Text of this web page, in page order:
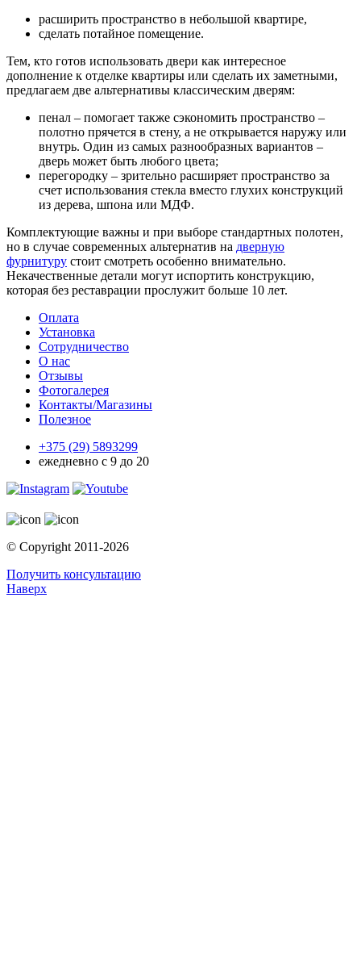
расширить пространство в небольшой квартире,
сделать потайное помещение.
Тем, кто готов использовать двери как интересное
дополнение к отделке квартиры или сделать их заметными,
предлагаем две альтернативы классическим дверям:
пенал – помогает также сэкономить пространство –
полотно прячется в стену, а не открывается наружу или
внутрь. Один из самых разнообразных вариантов –
дверь может быть любого цвета;
перегородку – зрительно расширяет пространство за
счет использования стекла вместо глухих конструкций
из дерева, шпона или МДФ.
Комплектующие важны и при выборе стандартных полотен,
но в случае современных альтернатив на дверную
фурнитуру стоит смотреть особенно внимательно.
Некачественные детали могут испортить конструкцию,
которая без реставрации прослужит больше 10 лет.
Оплата
Установка
Сотрудничество
О нас
Отзывы
Фотогалерея
Контакты/Магазины
Полезное
+375 (29) 5893299
ежедневно с 9 до 20
© Copyright 2011-2026
Получить консультацию
Наверх